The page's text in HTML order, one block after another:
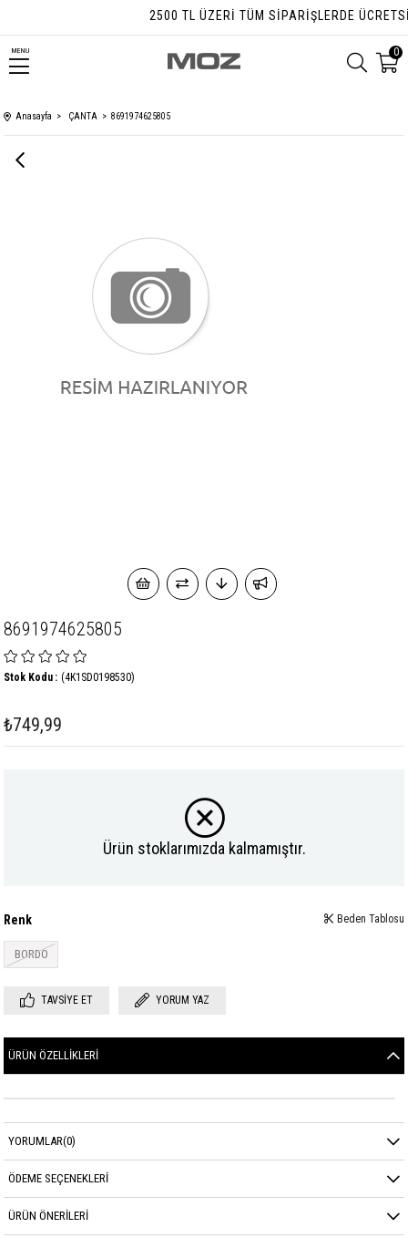
2500 TL ÜZERI TÜM SIPARIŞLERDE ÜCRETSIZ
MENU 0
Anasayfa ÇANTA 8691974625805
8691974625805
(4K1SD0198530)
Stok Kodu
₺749,99
Ürün stoklarımızda kalmamıştır.
Renk
BORDO
Beden Tablosu
TAVSIYE ET YORUM YAZ
ÜRÜN ÖZELLIKLERI
YORUMLAR(0)
ÖDEME SEÇENEKLERI
ÜRÜN ÖNERILERI